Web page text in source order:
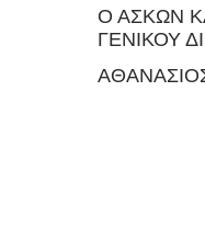
Ο ΑΣΚΩΝ
ΓΕΝΙΚΟΥ